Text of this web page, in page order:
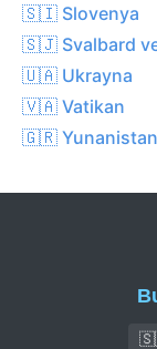
🇸🇮 Slovenya
🇸🇯 Svalbard
🇺🇦 Ukrayna
🇻🇦 Vatikan
🇬🇷 Yunanistan